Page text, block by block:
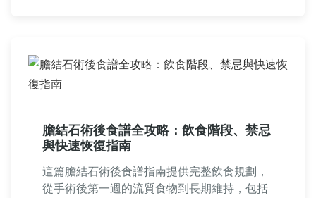
膽結石術後食譜全攻略：飲食階段、禁忌
與快速恢復指南
這篇膽結石術後食譜指南提供完整飲食規劃，
從手術後第一週的流質食物到長期維持，包括